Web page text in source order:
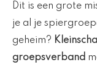
Dit is een grote
je al je
geheim?
groepsverband